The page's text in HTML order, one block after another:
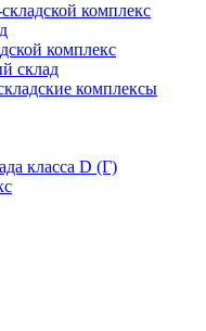
комплекс
комплекс
склад
комплексы
класса D (Г)